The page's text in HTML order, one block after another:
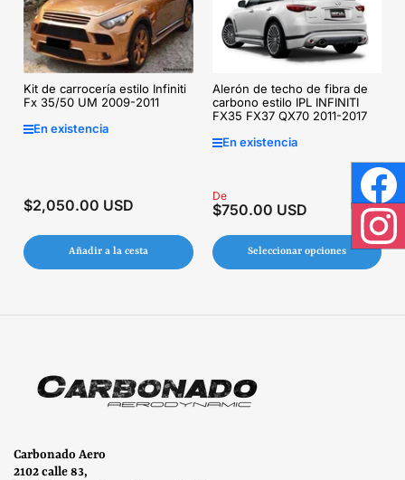
Kit de carrocería estilo Infiniti
Fx 35/50 UM 2009-2011
En existencia
Precio
$2,050.00 USD
Añadir a la cesta
Alerón de techo de fibra de
carbono estilo IPL INFINITI
FX35 FX37 QX70 2011-2017
En existencia
Precio
regular
De
$750.00 USD
Seleccionar opciones
Carbonado Aero
2102 calle 83,